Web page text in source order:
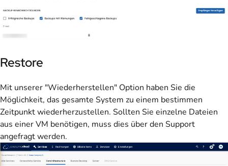
Restore
Mit unserer "Wiederherstellen" Option haben Sie die
Möglichkeit, das gesamte System zu einem bestimmen
Zeitpunkt wiederherzustellen. Sollten Sie einzelne Dateien
aus einer VM benötigen, muss dies über den Support
angefragt werden.